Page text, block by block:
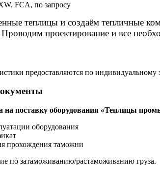
FCA, по запросу
теплицы и создаём тепличные
Проводим проектирование и все
предоставляются по индивидуальному
на поставку оборудования «Теплицы
оборудования
прохождения таможни
по затаможиванию/растаможиванию груза.